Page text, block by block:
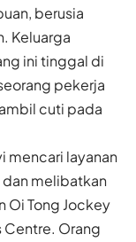
berusia
Keluarga
ini tinggal di
pekerja
cuti pada
mencari layanan
melibatkan
Oi Tong Jockey
Orang